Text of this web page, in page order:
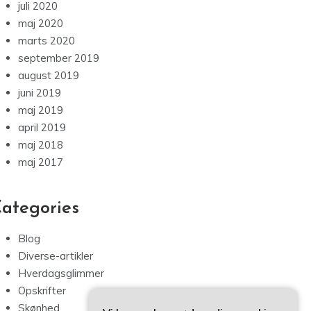
juli 2020
maj 2020
marts 2020
september 2019
august 2019
juni 2019
maj 2019
april 2019
maj 2018
maj 2017
Blog
Diverse-artikler
Hverdagsglimmer
Opskrifter
Skønhed